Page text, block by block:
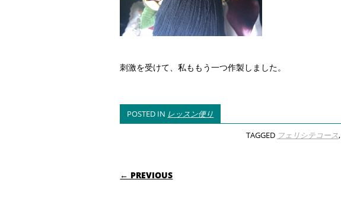
刺激を受けて、私ももう一つ作製しました。
POSTED IN レッスン便り
TAGGED フェリシテコース,
POST NAVIGATION
← PREVIOUS